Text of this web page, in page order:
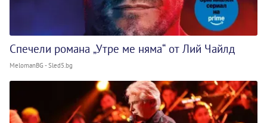
Спечели романа „Утре ме няма“ от Лий Чайлд
MelomanBG - Sled5.bg